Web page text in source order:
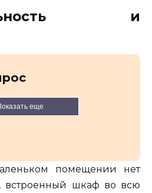
и
еще
помещении нет
шкаф во всю